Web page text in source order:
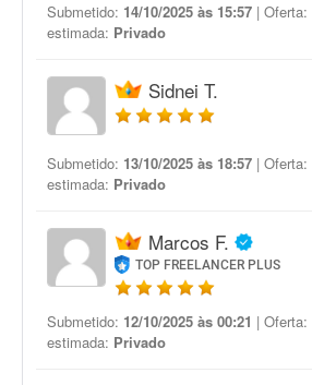
Submetido: 14/10/2025 às 15:57 | Oferta:
estimada: Privado
Sidnei T.
Submetido: 13/10/2025 às 18:57 | Oferta:
estimada: Privado
Marcos F.
TOP FREELANCER PLUS
Submetido: 12/10/2025 às 00:21 | Oferta:
estimada: Privado